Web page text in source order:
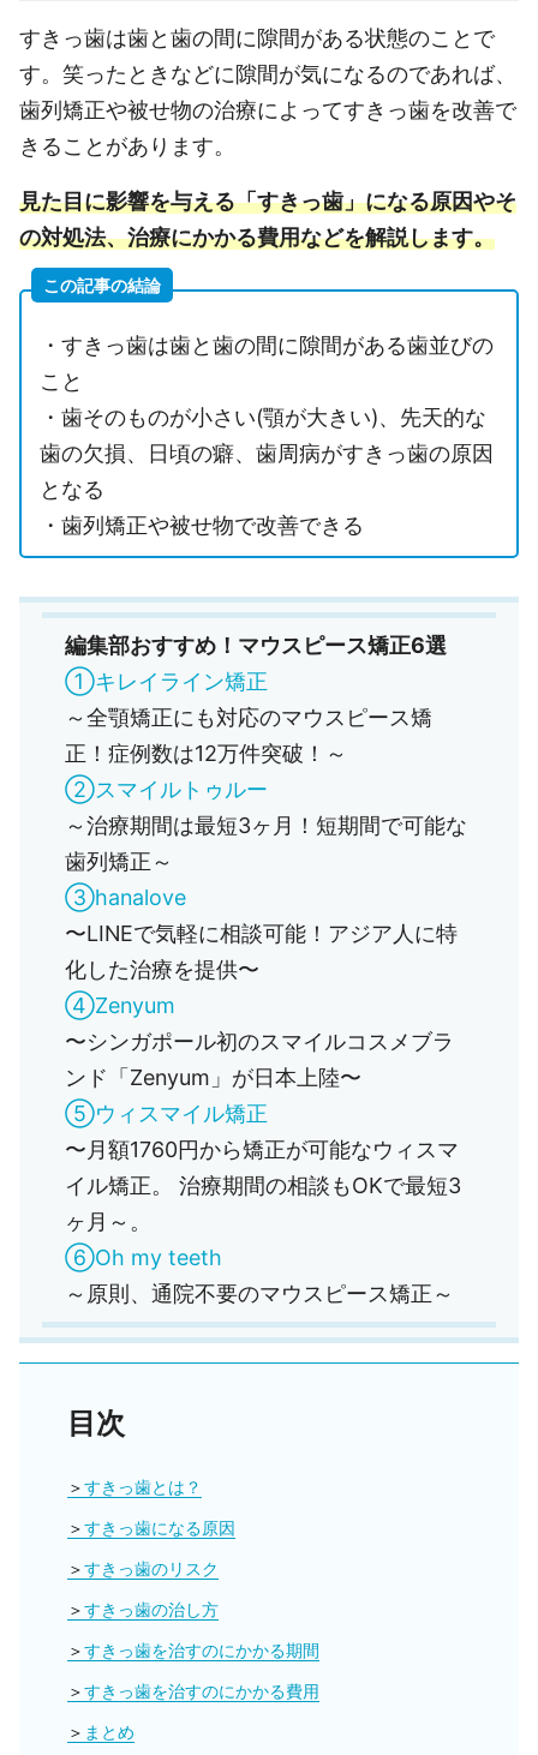
すきっ歯は歯と歯の間に隙間がある状態のことで
す。笑ったときなどに隙間が気になるのであれば、
歯列矯正や被せ物の治療によってすきっ歯を改善で
きることがあります。
見た目に影響を与える「すきっ歯」になる原因やそ
の対処法、治療にかかる費用などを解説します。
この記事の結論
・すきっ歯は歯と歯の間に隙間がある歯並びの
こと
・歯そのものが小さい(顎が大きい)、先天的な
歯の欠損、日頃の癖、歯周病がすきっ歯の原因
となる
・歯列矯正や被せ物で改善できる
編集部おすすめ！マウスピース矯正6選
①キレイライン矯正
～全顎矯正にも対応のマウスピース矯
正！症例数は12万件突破！～
②スマイルトゥルー
～治療期間は最短3ヶ月！短期間で可能な
歯列矯正～
③hanalove
〜LINEで気軽に相談可能！アジア人に特
化した治療を提供〜
④Zenyum
〜シンガポール初のスマイルコスメブラ
ンド「Zenyum」が日本上陸〜
⑤ウィスマイル矯正
〜月額1760円から矯正が可能なウィスマ
イル矯正。 治療期間の相談もOKで最短3
ヶ月～。
⑥Oh my teeth
～原則、通院不要のマウスピース矯正～
目次
すきっ歯とは？
すきっ歯になる原因
すきっ歯のリスク
すきっ歯の治し方
すきっ歯を治すのにかかる期間
すきっ歯を治すのにかかる費用
まとめ